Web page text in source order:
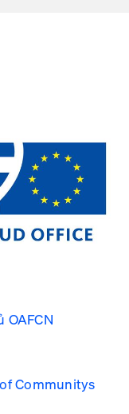
Communitys